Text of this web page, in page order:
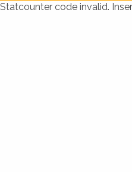
Statcounter code invalid.